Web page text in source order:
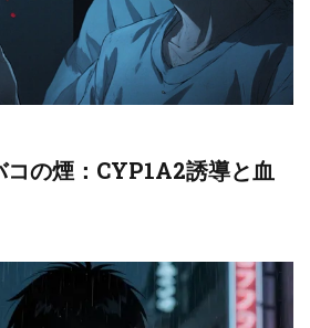
コの煙：CYP1A2誘導と血